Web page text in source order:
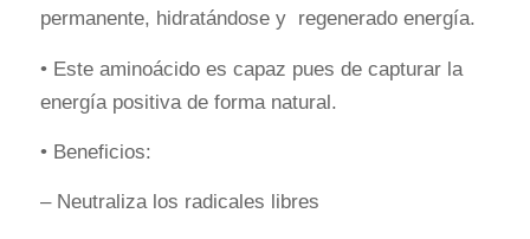
permanente, hidratándose y regenerado energía.
• Este aminoácido es capaz pues de capturar la
energía positiva de forma natural.
• Beneficios:
– Neutraliza los radicales libres